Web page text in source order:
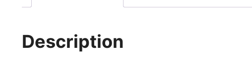
Description